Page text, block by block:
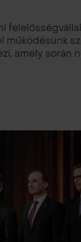
működésünk
amely során
jövő